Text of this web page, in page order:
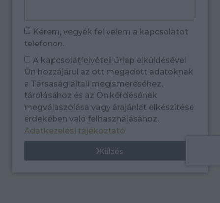
Kérem, vegyék fel velem a kapcsolatot
telefonon.
A kapcsolatfelvételi űrlap elküldésével
Ön hozzájárul az ott megadott adatoknak
a Társaság általi megismeréséhez,
tárolásához és az Ön kérdésének
megválaszolása vagy árajánlat elkészítése
érdekében való felhasználásához.
Adatkezelési tájékoztató
Küldés